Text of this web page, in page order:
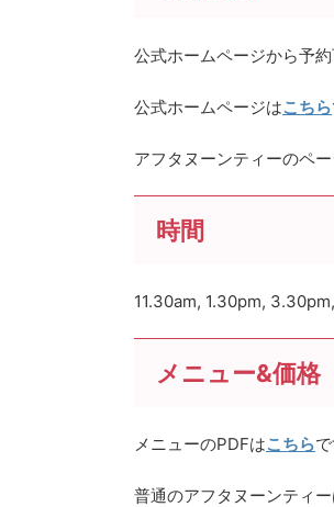
公式ホームページから予約
公式ホームページはこちら
アフタヌーンティーのペ
時間
11.30am, 1.30pm,
メニュー&価格
メニューのPDFはこちらで
普通のアフタヌーンティー